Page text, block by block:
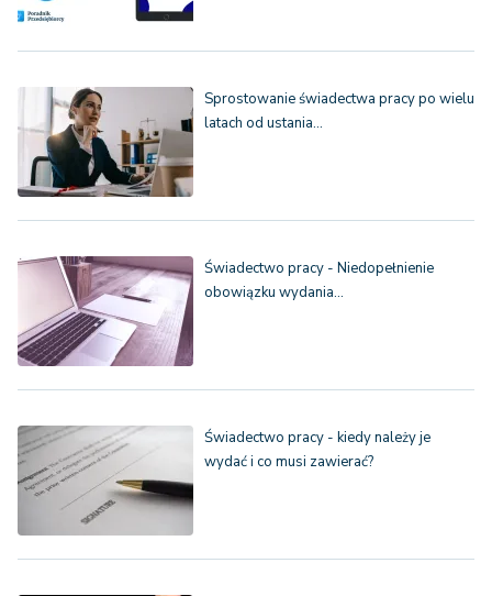
Sprostowanie świadectwa pracy po wielu
latach od ustania…
Świadectwo pracy - Niedopełnienie
obowiązku wydania…
Świadectwo pracy - kiedy należy je
wydać i co musi zawierać?